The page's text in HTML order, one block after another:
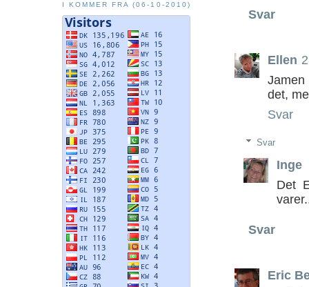
Svar
Ellen
Jamen
det,
Svar
Svar
Inge
Det
Svar
Eric
I KOMMER FRA (06-10-2010)